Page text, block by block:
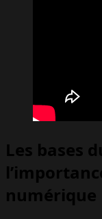
Les bases
numérique